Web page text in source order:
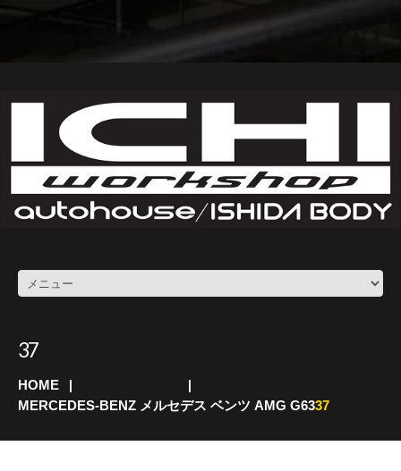
37
HOME
MERCEDES-BENZ メルセデス ベンツ AMG G6337